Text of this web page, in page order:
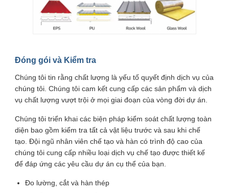
Đóng gói và Kiểm tra
Chúng tôi tin rằng chất lượng là yếu tố quyết định dịch vụ của
chúng tôi. Chúng tôi cam kết cung cấp các sản phẩm và dịch
vụ chất lượng vượt trội ở mọi giai đoạn của vòng đời dự án.
Chúng tôi triển khai các biện pháp kiểm soát chất lượng toàn
diện bao gồm kiểm tra tất cả vật liệu trước và sau khi chế
tạo. Đội ngũ nhân viên chế tạo và hàn có trình độ cao của
chúng tôi cung cấp nhiều loại dịch vụ chế tạo được thiết kế
để đáp ứng các yêu cầu dự án cụ thể của bạn.
Đo lường, cắt và hàn thép